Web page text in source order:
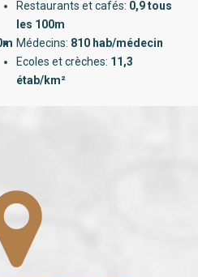
Restaurants et cafés: 0,9 tous
les 100m
Médecins: 810 hab/médecin
Ecoles et crèches: 11,3
étab/km²